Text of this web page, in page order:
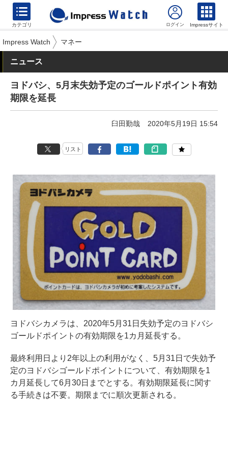
カテゴリ Impressサイト
Impress Watch マネー
ニュース
ヨドバシ、5月末失効予定のゴールドポイント有効
期限を延長
臼田勤哉 2020年5月19日 15:54
リスト
ヨドバシカメラは、2020年5月31日失効予定のヨドバシ
ゴールドポイントの有効期限を1カ月延長する。
最終利用日より2年以上の利用がなく、5月31日で失効予
定のヨドバシゴールドポイントについて、有効期限を1
カ月延長して6月30日までとする。有効期限延長に関す
る手続きは不要。期限までに順次更新される。